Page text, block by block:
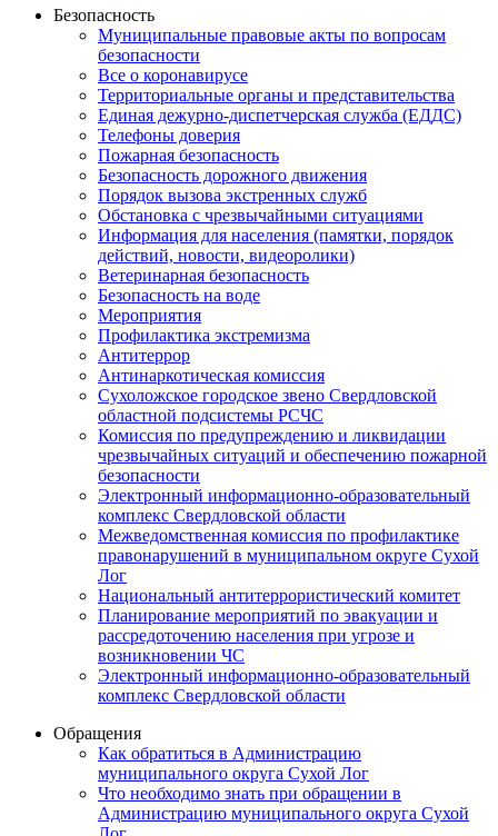
Безопасность
Муниципальные правовые акты по вопросам
безопасности
Все о коронавирусе
Территориальные органы и представительства
Единая дежурно-диспетчерская служба (ЕДДС)
Телефоны доверия
Пожарная безопасность
Безопасность дорожного движения
Порядок вызова экстренных служб
Обстановка с чрезвычайными ситуациями
Информация для населения (памятки, порядок
действий, новости, видеоролики)
Ветеринарная безопасность
Безопасность на воде
Мероприятия
Профилактика экстремизма
Антитеррор
Антинаркотическая комиссия
Сухоложское городское звено Свердловской
областной подсистемы РСЧС
Комиссия по предупреждению и ликвидации
чрезвычайных ситуаций и обеспечению пожарной
безопасности
Электронный информационно-образовательный
комплекс Cвердловской области
Межведомственная комиссия по профилактике
правонарушений в муниципальном округе Сухой
Лог
Национальный антитеррористический комитет
Планирование мероприятий по эвакуации и
рассредоточению населения при угрозе и
возникновении ЧС
Электронный информационно-образовательный
комплекс Свердловской области
Обращения
Как обратиться в Администрацию
муниципального округа Сухой Лог
Что необходимо знать при обращении в
Администрацию муниципального округа Сухой